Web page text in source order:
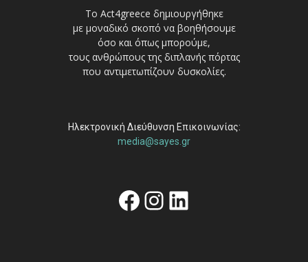
Το Act4greece δημιουργήθηκε
με μοναδικό σκοπό να βοηθήσουμε
όσο και όπως μπορούμε,
τους ανθρώπους της διπλανής πόρτας
που αντιμετωπίζουν δυσκολίες.
Ηλεκτρονική Διεύθυνση Επικοινωνίας:
media@sayes.gr
Facebook
Instagram
Linkedin